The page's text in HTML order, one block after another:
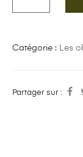
Catégorie : Les
Partager sur :